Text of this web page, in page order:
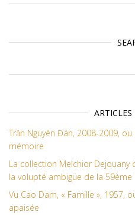
ARTICLES
Trần Nguyên Đán, 2008-2009,
mémoire
La collection Melchior Dejouany
la volupté ambigüe de la 59ème
Vu Cao Dam, « Famille », 1957,
apaisée